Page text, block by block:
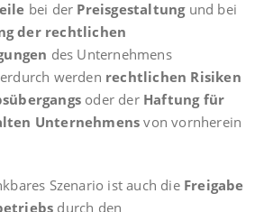
bei der Preisgestaltungund bei
der rechtlichen
des Unternehmens
werden rechtlichen Risiken
oder der Haftung für
Unternehmens von vornherein
Szenario ist auch die Freigabe
durch den